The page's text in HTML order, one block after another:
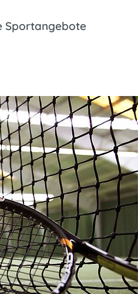
Sportangebote